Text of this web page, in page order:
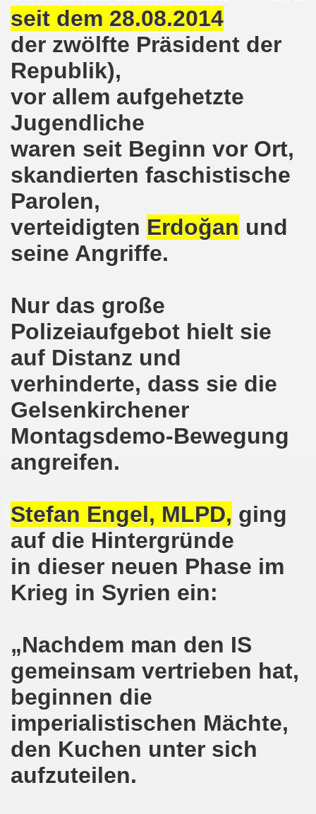
seit dem 28.08.2014
der zwölfte Präsident der
Republik),
vor allem aufgehetzte
Jugendliche
waren seit Beginn vor Ort,
skandierten faschistische
Parolen,
verteidigten Erdoğan und
seine Angriffe.
Nur das große
Polizeiaufgebot hielt sie
auf Distanz und
verhinderte, dass sie die
Gelsenkirchener
Montagsdemo-Bewegung
angreifen.
Stefan Engel, MLPD, ging
auf die Hintergründe
in dieser neuen Phase im
Krieg in Syrien ein:
„Nachdem man den IS
gemeinsam vertrieben hat,
beginnen die
imperialistischen Mächte,
den Kuchen unter sich
aufzuteilen.
der Bergleute und ihrer Familien am 17.06.2019 und
nimmt am 08.04.2019 Mietfragen, Hartz IV und
Bewegung am 11.03.2019 mahnt an Folgen von
am 11.03.2019 solidarisch mit Kollegen in
am 11.03.2019 im Zeichen des
am 11.02.2019 protestiert und demonstriert
am 11.02.2019 - antifaschistische Demonstration
701. Montagsdemonstration Gelsenkirchen
stärken - jetzt erst recht!
wünscht allen Freundinnen und wünscht allen
Bewegung am 10.12.2018 mit gelben Westen und
feiert am 10.12.2018 die 700. Bürgerbewegung
Bewegung Gelsenkirchen mit Frank Oettler
Bewegung fordert am 03.12.2018: Freigabe des
Bewegung findet ausnahmsweise am 03.12.2018 in
vor dem Amtsgericht Gelsenkirchen: Weg mit der
Montagsdemo-Bewegung ist und bleibt wirklich jetzt
Bewegung protestiert und demonstriert am 05.11.2018
Bewegung ruft auf am 05.11.2018 zur Solidarität mit
am 13.10.2018 mit tollem Beitrag in Berlin
Setzen wir gemeinsam ein kämpferisches Zeichen
Montagsdemonstration: Kampf gegen
Bewegung am 01.10.2018 - gegen die
und wichtige Informationen zur 15.